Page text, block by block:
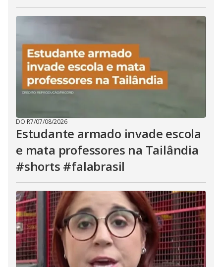
DO R7/07/08/2026
Estudante armado invade escola
e mata professores na Tailândia
#shorts #falabrasil